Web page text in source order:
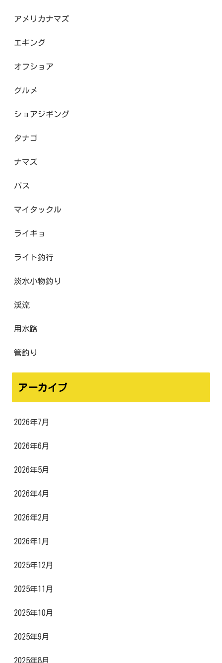
アメリカナマズ
エギング
オフショア
グルメ
ショアジギング
タナゴ
ナマズ
バス
マイタックル
ライギョ
ライト釣行
淡水小物釣り
渓流
用水路
管釣り
アーカイブ
2026年7月
2026年6月
2026年5月
2026年4月
2026年2月
2026年1月
2025年12月
2025年11月
2025年10月
2025年9月
2025年8月